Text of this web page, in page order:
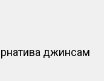
джинсам